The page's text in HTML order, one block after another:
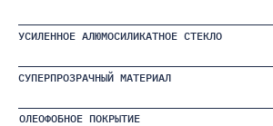
УСИЛЕННОЕ АЛЮМОСИЛИКАТНОЕ СТЕКЛО
ОЛЕОФОБНОЕ ПОКРЫТИЕ
СУПЕРПРОЗРАЧНЫЙ МАТЕРИАЛ